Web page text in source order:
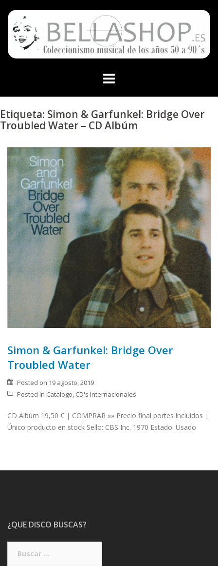
content
Etiqueta: Simon & Garfunkel: Bridge Over
Troubled Water – CD Albúm
Simon & Garfunkel: Bridge Over
Troubled Water
Posted on 19 agosto, 2019
Posted in Catalogo, CD's Internacionales
CD Albúm 19,50 € | COMPRAR »» Precio final portes incluidos |
Único producto en stock Sello: CBS Inc. 1970 Estado: Usado
¿QUE DISCO BUSCAS?